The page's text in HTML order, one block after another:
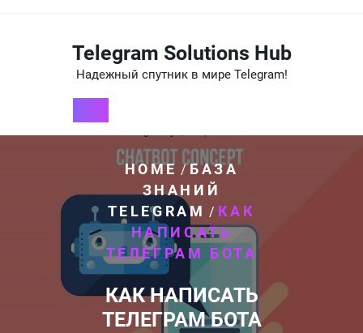
содержимомуTelegram Solutions Hub
Надежный спутник в мире Telegram!
HOME /БАЗА
ЗНАНИЙ
TELEGRAM / КАК
НАПИСАТЬ
ТЕЛЕГРАМ БОТА
КАК НАПИСАТЬ
ТЕЛЕГРАМ БОТА